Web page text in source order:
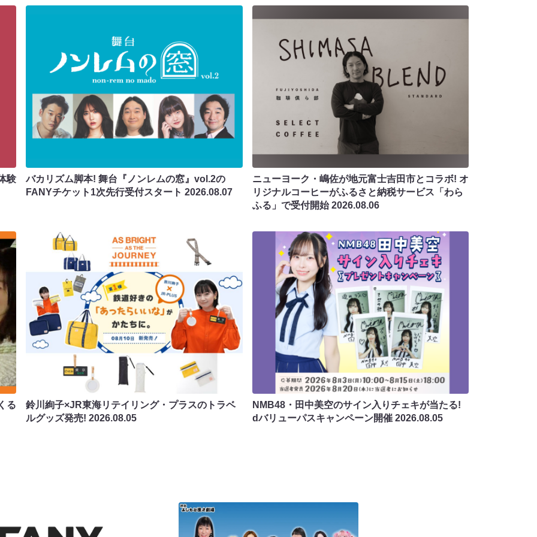
験
バカリズム脚本! 舞台『ノンレムの窓』vol.2の
FANYチケット1次先行受付スタート2026.08.07
ニューヨーク・嶋佐が地元富士吉田市とコラボ! オ
リジナルコーヒーがふるさと納税サービス「わら
ふる」で受付開始2026.08.06
る
鈴川絢子×JR東海リテイリング・プラスのトラベ
ルグッズ発売!2026.08.05
NMB48・田中美空のサイン入りチェキが当たる!
dバリューパスキャンペーン開催 2026.08.05